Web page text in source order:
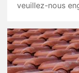
veuillez-nous